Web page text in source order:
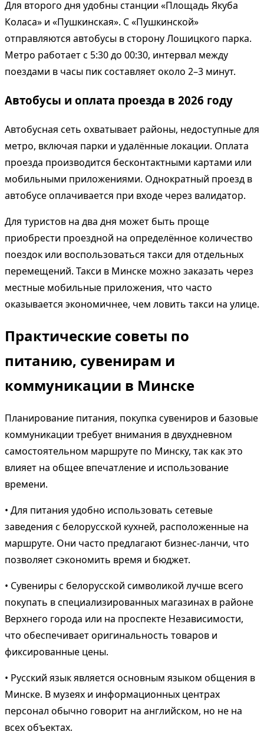
Для второго дня удобны станции «Площадь Якуба
Коласа» и «Пушкинская». С «Пушкинской»
отправляются автобусы в сторону Лошицкого парка.
Метро работает с 5:30 до 00:30, интервал между
поездами в часы пик составляет около 2–3 минут.
Автобусы и оплата проезда в 2026 году
Автобусная сеть охватывает районы, недоступные для
метро, включая парки и удалённые локации. Оплата
проезда производится бесконтактными картами или
мобильными приложениями. Однократный проезд в
автобусе оплачивается при входе через валидатор.
Для туристов на два дня может быть проще
приобрести проездной на определённое количество
поездок или воспользоваться такси для отдельных
перемещений. Такси в Минске можно заказать через
местные мобильные приложения, что часто
оказывается экономичнее, чем ловить такси на улице.
Практические советы по
питанию, сувенирам и
коммуникации в Минске
Планирование питания, покупка сувениров и базовые
коммуникации требует внимания в двухдневном
самостоятельном маршруте по Минску, так как это
влияет на общее впечатление и использование
времени.
• Для питания удобно использовать сетевые
заведения с белорусской кухней, расположенные на
маршруте. Они часто предлагают бизнес-ланчи, что
позволяет сэкономить время и бюджет.
• Сувениры с белорусской символикой лучше всего
покупать в специализированных магазинах в районе
Верхнего города или на проспекте Независимости,
что обеспечивает оригинальность товаров и
фиксированные цены.
• Русский язык является основным языком общения в
Минске. В музеях и информационных центрах
персонал обычно говорит на английском, но не на
всех объектах.